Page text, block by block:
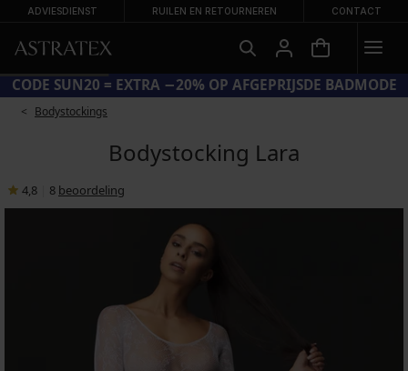
ADVIESDIENST RUILEN EN RETOURNEREN CONTACT
CODE SUN20 = EXTRA −20% OP AFGEPRIJSDE BADMODE
Bodystockings
Bodystocking Lara
4,8 8 beoordeling